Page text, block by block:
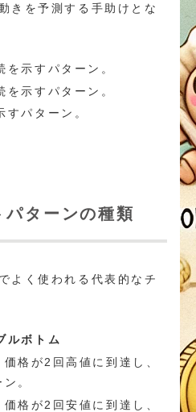
きを予測する手助けとな
を示すパターン。
を示すパターン。
すパターン。
ターンの種類
よく使われる代表的なチ
ルボトム
格が2回高値に到達し、
。
格が2回安値に到達し、